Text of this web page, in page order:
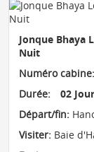
Jonque Bhaya
Nuit
Numéro cabine:
Durée:
02
Départ/fin:
Visiter: Baie